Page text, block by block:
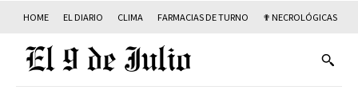
HOME EL DIARIO CLIMA FARMACIAS DE TURNO ✟ NECROLÓGICAS